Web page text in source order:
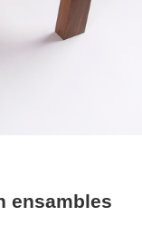
ensambles